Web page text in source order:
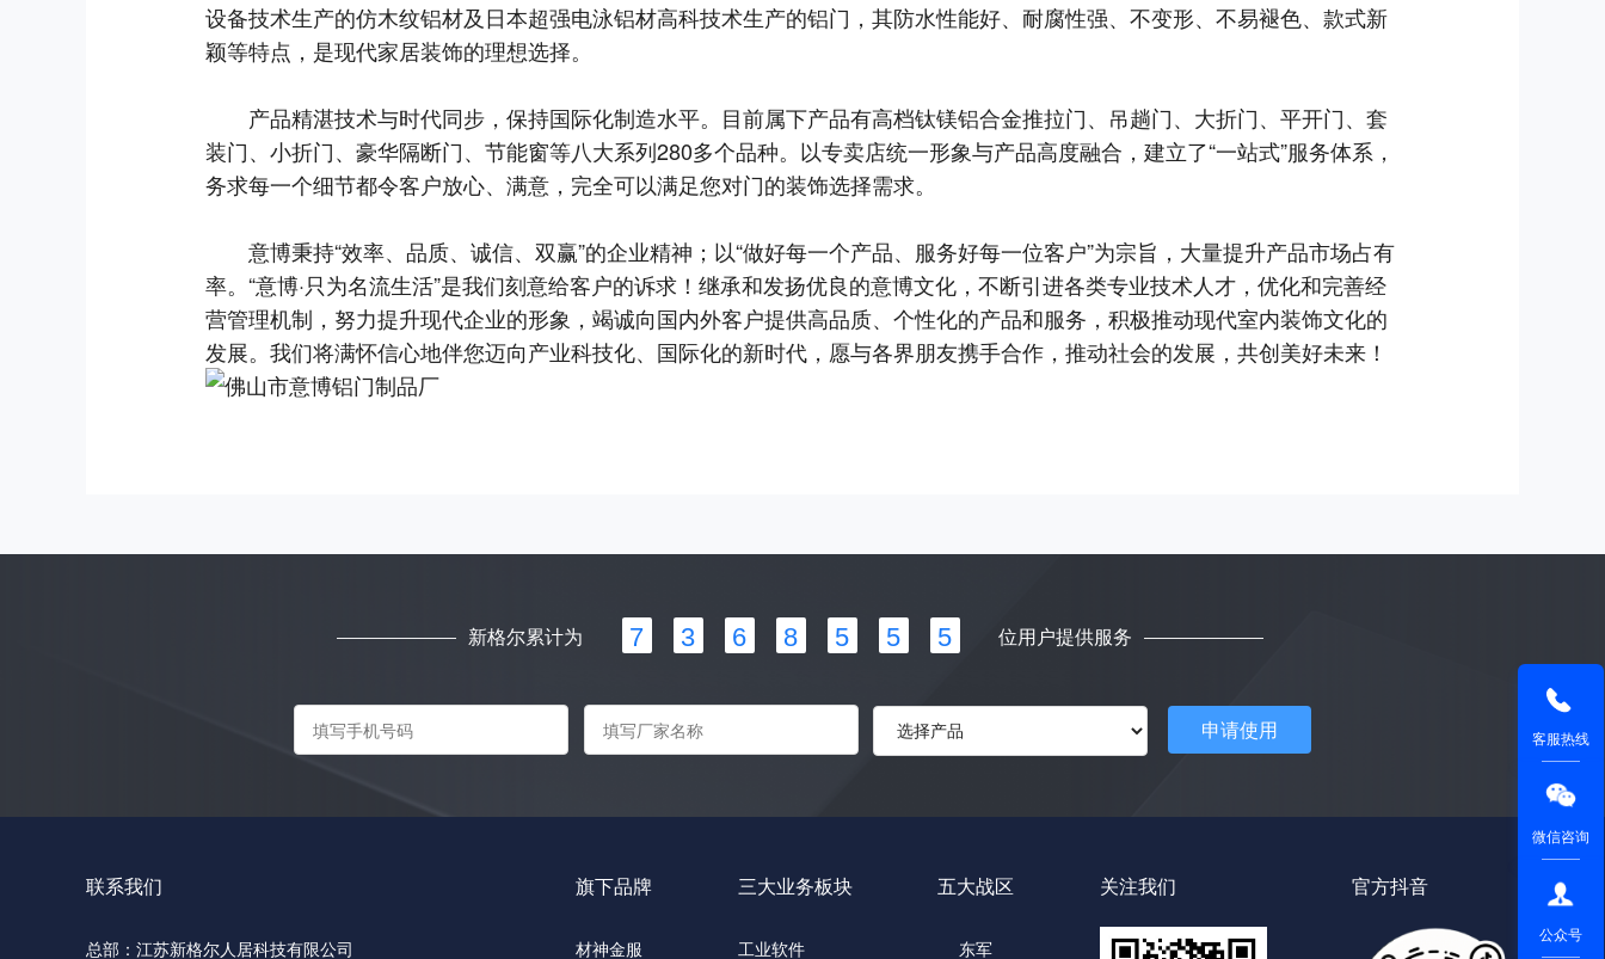
设备技术生产的仿木纹铝材及日本超强电泳铝材高科技术生产的铝门，其防水性能好、耐腐性强、不变形、不易褪色、款式新
颖等特点，是现代家居装饰的理想选择。
产品精湛技术与时代同步，保持国际化制造水平。目前属下产品有高档钛镁铝合金推拉门、吊趟门、大折门、平开门、套
装门、小折门、豪华隔断门、节能窗等八大系列280多个品种。以专卖店统一形象与产品高度融合，建立了“一站式”服务体系，
务求每一个细节都令客户放心、满意，完全可以满足您对门的装饰选择需求。
意博秉持“效率、品质、诚信、双赢”的企业精神；以“做好每一个产品、服务好每一位客户”为宗旨，大量提升产品市场占有
率。“意博·只为名流生活”是我们刻意给客户的诉求！继承和发扬优良的意博文化，不断引进各类专业技术人才，优化和完善经
营管理机制，努力提升现代企业的形象，竭诚向国内外客户提供高品质、个性化的产品和服务，积极推动现代室内装饰文化的
发展。我们将满怀信心地伴您迈向产业科技化、国际化的新时代，愿与各界朋友携手合作，推动社会的发展，共创美好未来！
新格尔累计为 7 3 6 8 5 5 5 位用户提供服务
申请使用
联系我们
总部：江苏新格尔人居科技有限公司
旗下品牌
材神金服
三大业务板块
工业软件
五大战区
东军
关注我们 官方抖音
客服热线
微信咨询
公众号